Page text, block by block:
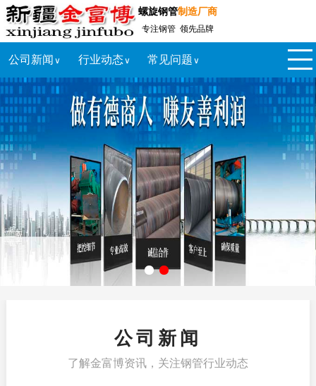
螺旋钢管制造厂商
专注钢管 领先品牌
公司新闻 ∨ 行业动态∨ 常见问题 ∨
公司新闻
了解金富博资讯，关注钢管行业动态